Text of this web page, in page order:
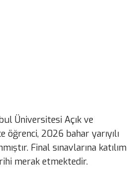
Üniversitesi Açık ve
2026 bahar yarıyılı
Final sınavlarına katılım
merak etmektedir.